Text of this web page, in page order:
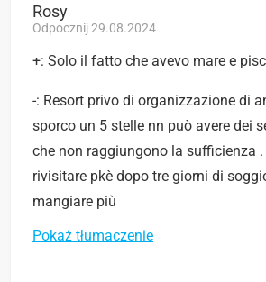
Rosy
Odpocznij 29.08.2024
+: Solo il fatto che avevo mare e
-: Resort privo di organizzazione di
sporco un 5 stelle nn può avere dei
che non raggiungono la sufficienza .
rivisitare pkè dopo tre giorni di
mangiare più
Pokaż tłumaczenie